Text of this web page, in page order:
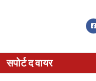
सपोर्ट द वायर